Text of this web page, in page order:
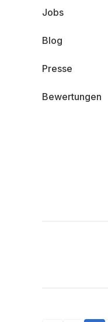
Jobs
Blog
Presse
Bewertungen